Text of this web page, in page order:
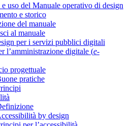
uso del Manuale operativo di design
e storico
del manuale
al manuale
per i servizi pubblici digitali
l’amministrazione digitale (e-
progettuale
pratiche
by design